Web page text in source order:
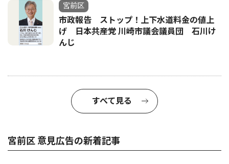
宮前区
市政報告 ストップ！上下水道料金の値上
げ 日本共産党 川崎市議会議員団 石川け
んじ
すべて見る
宮前区 意見広告の新着記事